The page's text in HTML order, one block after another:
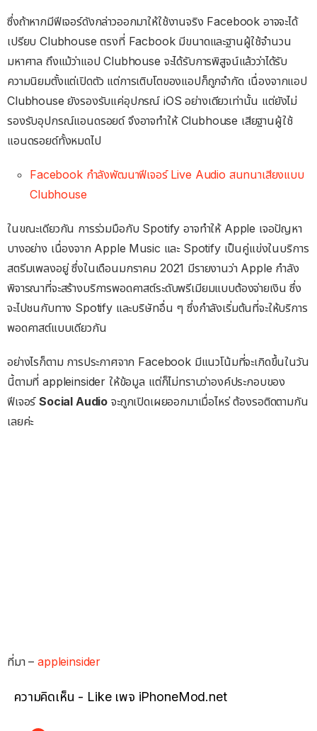
ซึ่งถ้าหากมีฟีเจอร์ดังกล่าวออกมาให้ใช้งานจริง Facebook อาจจะได้
เปรียบ Clubhouse ตรงที่ Facbook มีขนาดและฐานผู้ใช้จำนวน
มหาศาล ถึงแม้ว่าแอป Clubhouse จะได้รับการพิสูจน์แล้วว่าได้รับ
ความนิยมตั้งแต่เปิดตัว แต่การเติบโตของแอปก็ถูกจำกัด เนื่องจากแอป
Clubhouse ยังรองรับแค่อุปกรณ์ iOS อย่างเดียวเท่านั้น แต่ยังไม่
รองรับอุปกรณ์แอนดรอยด์ จึงอาจทำให้ Clubhouse เสียฐานผู้ใช้
แอนดรอยด์ทั้งหมดไป
Facebook กำลังพัฒนาฟีเจอร์ Live Audio สนทนาเสียงแบบ
Clubhouse
ในขณะเดียวกัน การร่วมมือกับ Spotify อาจทำให้ Apple เจอปัญหา
บางอย่าง เนื่องจาก Apple Music และ Spotify เป็นคู่แข่งในบริการ
สตรีมเพลงอยู่ ซึ่งในเดือนมกราคม 2021 มีรายงานว่า Apple กำลัง
พิจารณาที่จะสร้างบริการพอดคาสต์ระดับพรีเมียมแบบต้องจ่ายเงิน ซึ่ง
จะไปชนกับทาง Spotify และบริษัทอื่น ๆ ซึ่งกำลังเริ่มต้นที่จะให้บริการ
พอดคาสต์แบบเดียวกัน
อย่างไรก็ตาม การประกาศจาก Facebook มีแนวโน้มที่จะเกิดขึ้นในวัน
นี้ตามที่ appleinsider ให้ข้อมูล แต่ก็ไม่ทราบว่าองค์ประกอบของ
ฟีเจอร์Social Audio จะถูกเปิดเผยออกมาเมื่อไหร่ ต้องรอติดตามกัน
เลยค่ะ
ที่มา –appleinsider
ความคิดเห็น - Like เพจ iPhoneMod.net